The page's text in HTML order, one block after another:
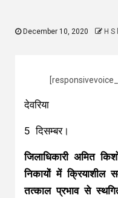
December 10, 2020 H
देवरिया
5 दिसम्बर।
जिलाधिकारी अमित
निकायों में क्रियाशील
तत्काल प्रभाव से